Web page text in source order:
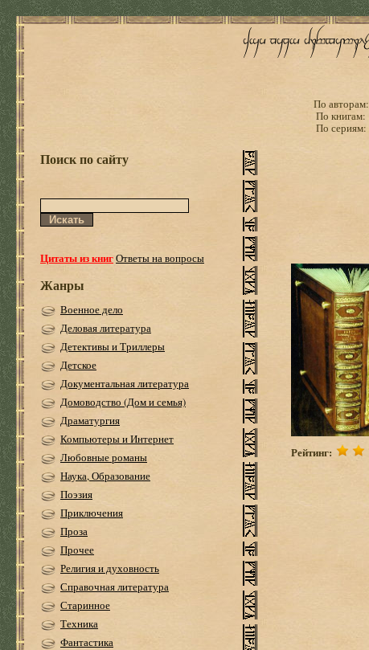
По авторам:
По книгам:
По сериям:
Поиск по сайту
Цитаты из книгОтветы на вопросы
Жанры
Военное дело
Деловая литература
Детективы и Триллеры
Детское
Документальная литература
Домоводство (Дом и семья)
Драматургия
Компьютеры и Интернет
Любовные романы
Наука, Образование
Поэзия
Приключения
Проза
Прочее
Религия и духовность
Справочная литература
Старинное
Техника
Фантастика
Рейтинг: